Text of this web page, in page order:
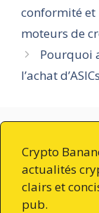
conformité et
moteurs de
Pourquoi
l’achat d’ASICs
Crypto
actualités
clairs et
pub.